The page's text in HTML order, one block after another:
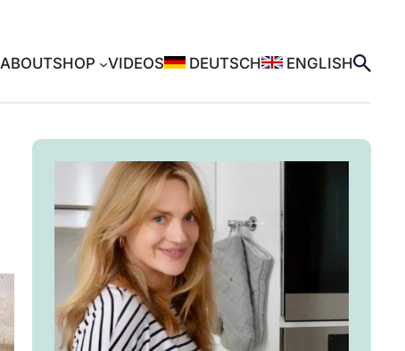
ABOUTSHOP VIDEOS DEUTSCH ENGLISH